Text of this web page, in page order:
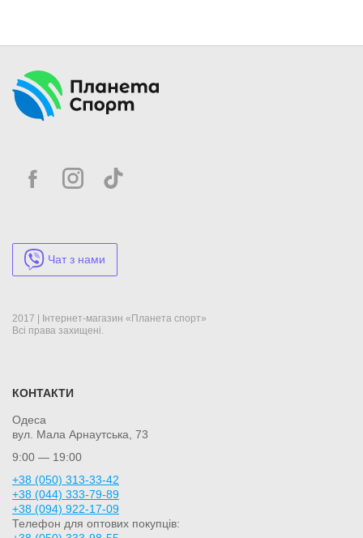
Чат з нами
2017 | Інтернет-магазин «Планета спорт»
Всі права захищені.
КОНТАКТИ
Одеса
вул. Мала Арнаутська, 73
9:00 — 19:00
+38 (050) 313-33-42
+38 (044) 333-79-89
+38 (094) 922-17-09
Телефон для оптових покупців: